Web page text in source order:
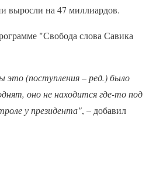
выросли на 47 миллиардов.
"Свобода слова Савика
(поступления – ред.) было
оно не находится где-то под
у ​​президента", – добавил